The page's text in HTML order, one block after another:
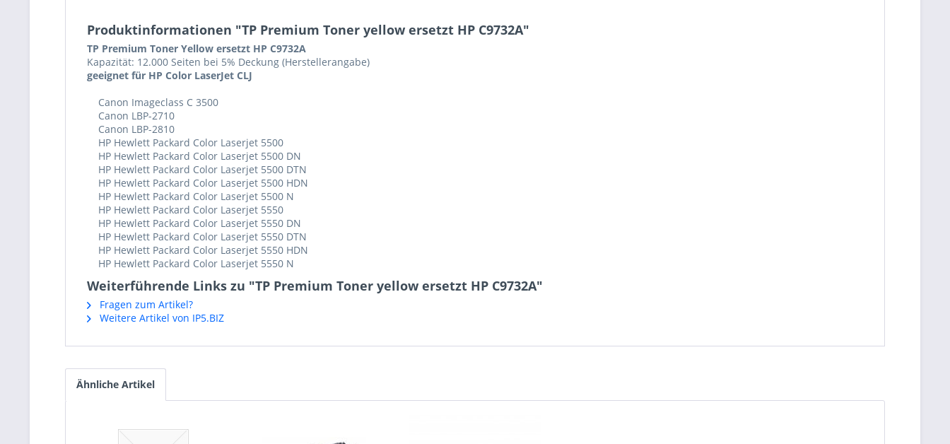
Produktinformationen "TP Premium Toner yellow ersetzt HP C9732A"
TP Premium Toner Yellow ersetzt HP C9732A
Kapazität: 12.000 Seiten bei 5% Deckung (Herstellerangabe)
geeignet für HP Color LaserJet CLJ
Canon Imageclass C 3500
Canon LBP-2710
Canon LBP-2810
HP Hewlett Packard Color Laserjet 5500
HP Hewlett Packard Color Laserjet 5500 DN
HP Hewlett Packard Color Laserjet 5500 DTN
HP Hewlett Packard Color Laserjet 5500 HDN
HP Hewlett Packard Color Laserjet 5500 N
HP Hewlett Packard Color Laserjet 5550
HP Hewlett Packard Color Laserjet 5550 DN
HP Hewlett Packard Color Laserjet 5550 DTN
HP Hewlett Packard Color Laserjet 5550 HDN
HP Hewlett Packard Color Laserjet 5550 N
Weiterführende Links zu "TP Premium Toner yellow ersetzt HP C9732A"
Fragen zum Artikel?
Weitere Artikel von IP5.BIZ
Ähnliche Artikel